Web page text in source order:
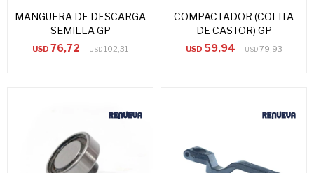
MANGUERA DE DESCARGA
SEMILLA GP
USD 76,72 USD102,31
COMPACTADOR (COLITA
DE CASTOR) GP
USD 59,94 USD79,93